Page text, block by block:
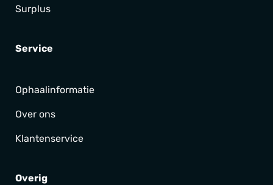
Surplus
Service
Ophaalinformatie
Over ons
Klantenservice
Overig